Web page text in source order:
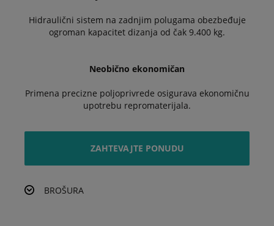
Hidraulični sistem na zadnjim polugama obezbeđuje
ogroman kapacitet dizanja od čak 9.400 kg.
Neobično ekonomičan
Primena precizne poljoprivrede osigurava ekonomičnu
upotrebu repromaterijala.
ZAHTEVAJTE PONUDU
BROŠURA